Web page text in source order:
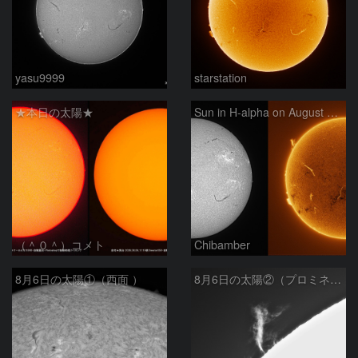
yasu9999 starstation
★本日の太陽★
（＾０＾）コメト
Sun in H-alpha on August 6, 2026
Chibamber
8月6日の太陽①（西面 ） 8月6日の太陽②（プロミネン北東縁 ）